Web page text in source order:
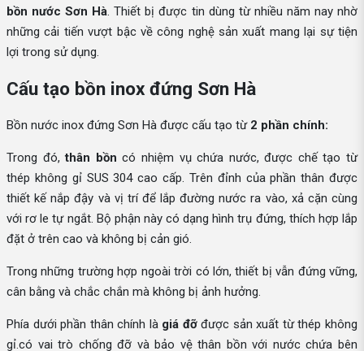
bồn nước Sơn Hà. Thiết bị được tin dùng từ nhiều năm nay nhờ
những cải tiến vượt bậc về công nghệ sản xuất mang lại sự tiện
lợi trong sử dụng.
Cấu tạo bồn inox đứng Sơn Hà
Bồn nước inox đứng Sơn Hà được cấu tạo từ 2 phần chính:
Trong đó,thân bồn có nhiệm vụ chứa nước, được chế tạo từ
thép không gỉ SUS 304 cao cấp. Trên đỉnh của phần thân được
thiết kế nắp đậy và vị trí để lắp đường nước ra vào, xả cặn cùng
với rơ le tự ngắt. Bộ phận này có dạng hình trụ đứng, thích hợp lắp
đặt ở trên cao và không bị cản gió.
Trong những trường hợp ngoài trời có lớn, thiết bị vẫn đứng vững,
cân bằng và chắc chắn mà không bị ảnh hưởng.
Phía dưới phần thân chính là giá đỡđược sản xuất từ thép không
gỉ.có vai trò chống đỡ và bảo vệ thân bồn với nước chứa bên